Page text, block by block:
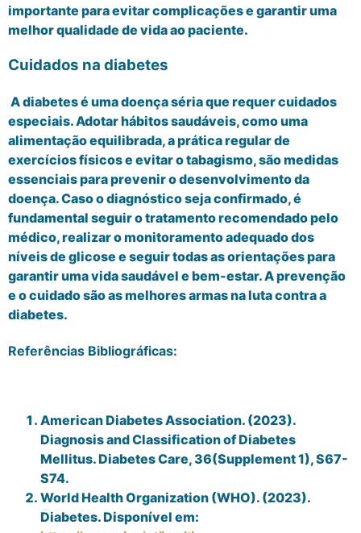
importante para evitar complicações e garantir uma
melhor qualidade de vida ao paciente.
Cuidados na diabetes
A diabetes é uma doença séria que requer cuidados
especiais. Adotar hábitos saudáveis, como uma
alimentação equilibrada, a prática regular de
exercícios físicos e evitar o tabagismo, são medidas
essenciais para prevenir o desenvolvimento da
doença. Caso o diagnóstico seja confirmado, é
fundamental seguir o tratamento recomendado pelo
médico, realizar o monitoramento adequado dos
níveis de glicose e seguir todas as orientações para
garantir uma vida saudável e bem-estar. A prevenção
e o cuidado são as melhores armas na luta contra a
diabetes.
Referências Bibliográficas:
American Diabetes Association. (2023).
Diagnosis and Classification of Diabetes
Mellitus. Diabetes Care, 36(Supplement 1), S67-
S74.
World Health Organization (WHO). (2023).
Diabetes. Disponível em: